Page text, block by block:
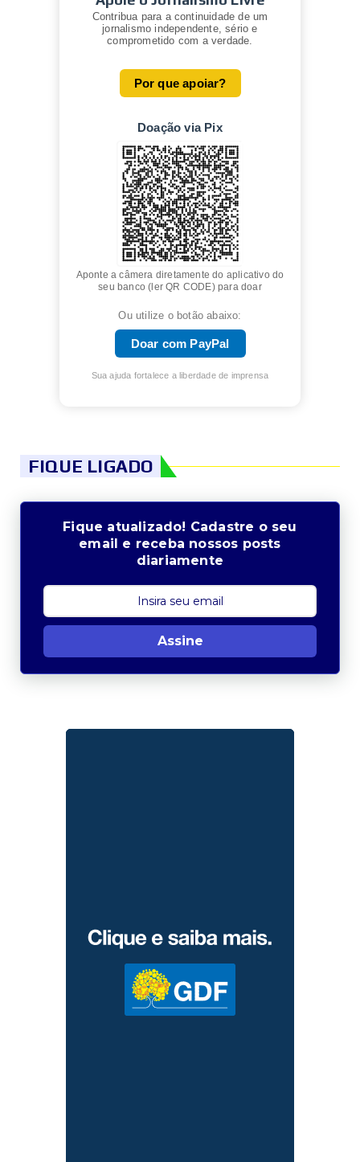
Contribua para a continuidade de um
jornalismo independente, sério e
comprometido com a verdade.
Por que apoiar?
Doação via Pix
Aponte a câmera diretamente do aplicativo do
seu banco (ler QR CODE) para doar
Ou utilize o botão abaixo:
Doar com PayPal
Sua ajuda fortalece a liberdade de imprensa
FIQUE LIGADO
Fique atualizado! Cadastre o seu
email e receba nossos posts
diariamente
Assine